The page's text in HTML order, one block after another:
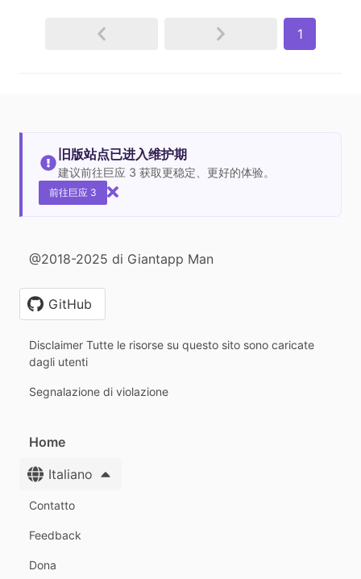
1
旧版站点已进入维护期
建议前往巨应 3 获取更稳定、更好的体验。
前往巨应 3
@2018-2025 di Giantapp Man
GitHub
Disclaimer Tutte le risorse su questo sito sono caricate
dagli utenti
Segnalazione di violazione
Home
Italiano
Contatto
Feedback
Dona